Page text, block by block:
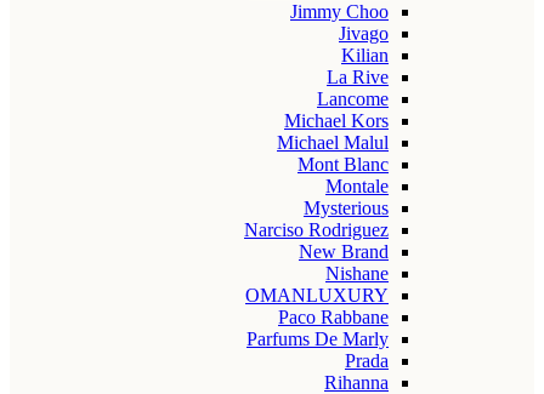
Jimmy Choo
Jivago
Kilian
La Rive
Lancome
Michael Kors
Michael Malul
Mont Blanc
Montale
Mysterious
Narciso Rodriguez
New Brand
Nishane
OMANLUXURY
Paco Rabbane
Parfums De Marly
Prada
Rihanna